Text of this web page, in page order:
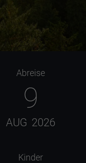
Abreise
9
AUG 2026
Kinder